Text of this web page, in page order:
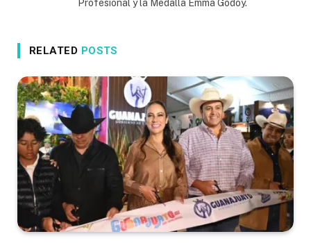
Profesional y la Medalla Emma Godoy.
RELATED POSTS